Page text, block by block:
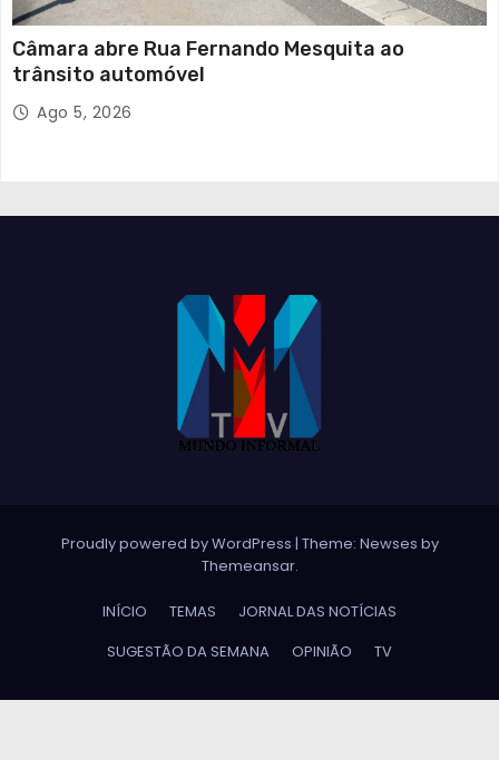
Câmara abre Rua Fernando Mesquita ao
trânsito automóvel
Ago 5, 2026
Proudly powered by WordPress | Theme: Newses by
Themeansar.
INÍCIO TEMAS
JORNAL DAS NOTÍCIAS
SUGESTÃO DA SEMANA
OPINIÃO TV